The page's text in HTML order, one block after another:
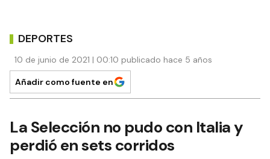
DEPORTES
10 de junio de 2021 | 00:10 publicado hace 5 años
Añadir como fuente en
La Selección no pudo con Italia y
perdió en sets corridos